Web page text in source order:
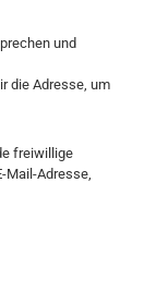
und
die Adresse, um
freiwillige
Mail-Adresse,